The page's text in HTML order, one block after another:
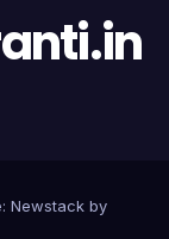
Newstackby